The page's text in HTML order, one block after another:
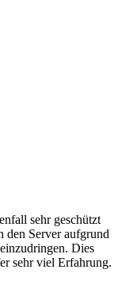
sehr geschützt
den Server aufgrund
Dies
sehr viel Erfahrung.